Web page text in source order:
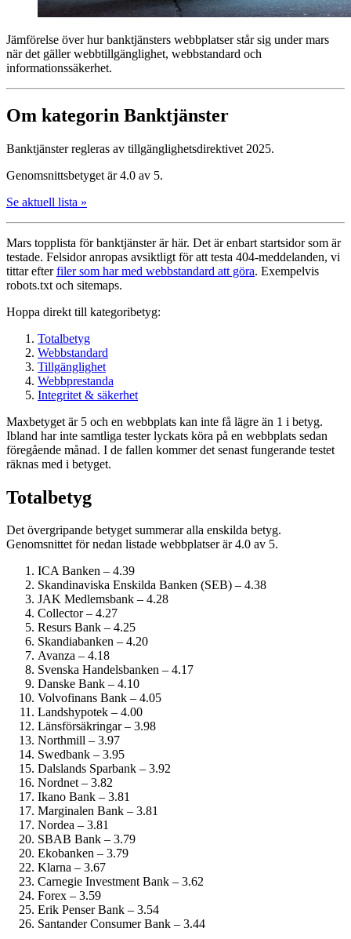
Jämförelse över hur bank­tjänsters webbplatser står sig under mars
när det gäller webbtillgänglighet, webbstandard och
informationssäkerhet.
Om kategorin Banktjänster
Banktjänster regleras av tillgänglighetsdirektivet 2025.
Genomsnittsbetyget är 4.0 av 5.
Se aktuell lista »
Mars topplista för bank­tjänster är här. Det är enbart startsidor som är
testade. Felsidor anropas avsiktligt för att testa 404-meddelanden, vi
tittar efterfiler som har med webbstandard att göra. Exempelvis
robots.txt och sitemaps.
Hoppa direkt till kategoribetyg:
Totalbetyg
Webbstandard
Tillgänglighet
Webbprestanda
Integritet & säkerhet
Maxbetyget är 5 och en webbplats kan inte få lägre än 1 i betyg.
Ibland har inte samtliga tester lyckats köra på en webbplats sedan
föregående månad. I de fallen kommer det senast fungerande testet
räknas med i betyget.
Totalbetyg
Det övergripande betyget summerar alla enskilda betyg.
Genomsnittet för nedan listade webbplatser är 4.0 av 5.
ICA Banken – 4.39
Skandinaviska Enskilda Banken (SEB) – 4.38
JAK Medlemsbank – 4.28
Collector – 4.27
Resurs Bank – 4.25
Skandiabanken – 4.20
Avanza – 4.18
Svenska Handelsbanken – 4.17
Danske Bank – 4.10
Volvofinans Bank – 4.05
Landshypotek – 4.00
Länsförsäkringar – 3.98
Northmill – 3.97
Swedbank – 3.95
Dalslands Sparbank – 3.92
Nordnet – 3.82
Ikano Bank – 3.81
Marginalen Bank – 3.81
Nordea – 3.81
SBAB Bank – 3.79
Ekobanken – 3.79
Klarna – 3.67
Carnegie Investment Bank – 3.62
Forex – 3.59
Erik Penser Bank – 3.54
Santander Consumer Bank – 3.44